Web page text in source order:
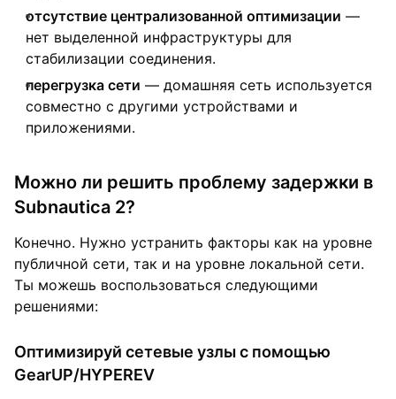
отсутствие централизованной оптимизации —
нет выделенной инфраструктуры для
стабилизации соединения.
перегрузка сети — домашняя сеть используется
совместно с другими устройствами и
приложениями.
Можно ли решить проблему задержки в
Subnautica 2?
Конечно. Нужно устранить факторы как на уровне
публичной сети, так и на уровне локальной сети.
Ты можешь воспользоваться следующими
решениями:
Оптимизируй сетевые узлы с помощью
GearUP/HYPEREV